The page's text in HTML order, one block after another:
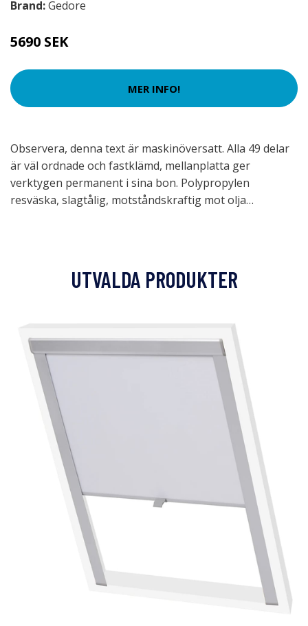
Brand:Gedore
5690 SEK
MER INFO!
Observera, denna text är maskinöversatt. Alla 49 delar
är väl ordnade och fastklämd, mellanplatta ger
verktygen permanent i sina bon. Polypropylen
resväska, slagtålig, motståndskraftig mot olja…
UTVALDA PRODUKTER